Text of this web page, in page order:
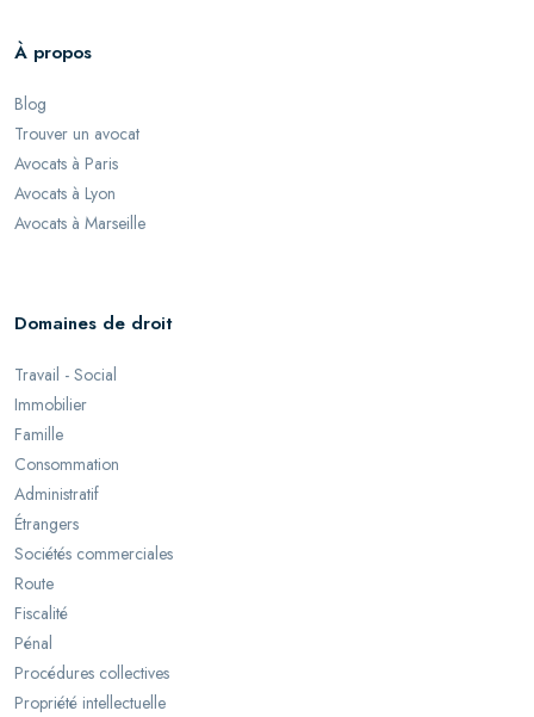
À propos
Blog
Trouver un avocat
Avocats à Paris
Avocats à Lyon
Avocats à Marseille
Domaines de droit
Travail - Social
Immobilier
Famille
Consommation
Administratif
Étrangers
Sociétés commerciales
Route
Fiscalité
Pénal
Procédures collectives
Propriété intellectuelle